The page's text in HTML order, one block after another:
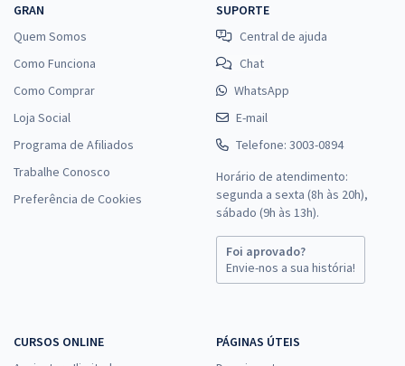
GRAN
Quem Somos
Como Funciona
Como Comprar
Loja Social
Programa de Afiliados
Trabalhe Conosco
Preferência de Cookies
SUPORTE
Central de ajuda
Chat
WhatsApp
E-mail
Telefone: 3003-0894
Horário de atendimento:
segunda a sexta (8h às 20h),
sábado (9h às 13h).
Foi aprovado?
Envie-nos a sua história!
CURSOS ONLINE
PÁGINAS ÚTEIS